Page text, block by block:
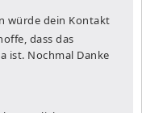
würde dein Kontakt
dass das
ist. Nochmal Danke